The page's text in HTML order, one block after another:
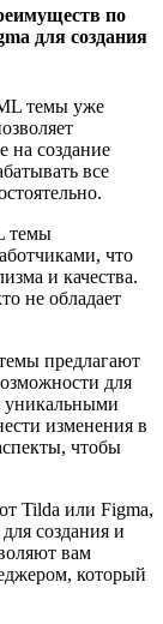
по
для создания
темы уже
на создание
все
темы
что
и качества.
не обладает
предлагают
для
уникальными
изменения в
чтобы
Tilda или Figma,
создания и
вам
который